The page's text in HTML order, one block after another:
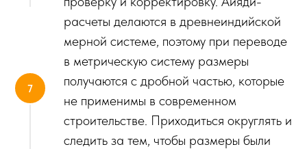
расчеты делаются в древнеиндийской
мерной системе, поэтому при переводе
в метрическую систему размеры
получаются с дробной частью, которые
не применимы в современном
строительстве. Приходиться округлять и
следить за тем, чтобы размеры были